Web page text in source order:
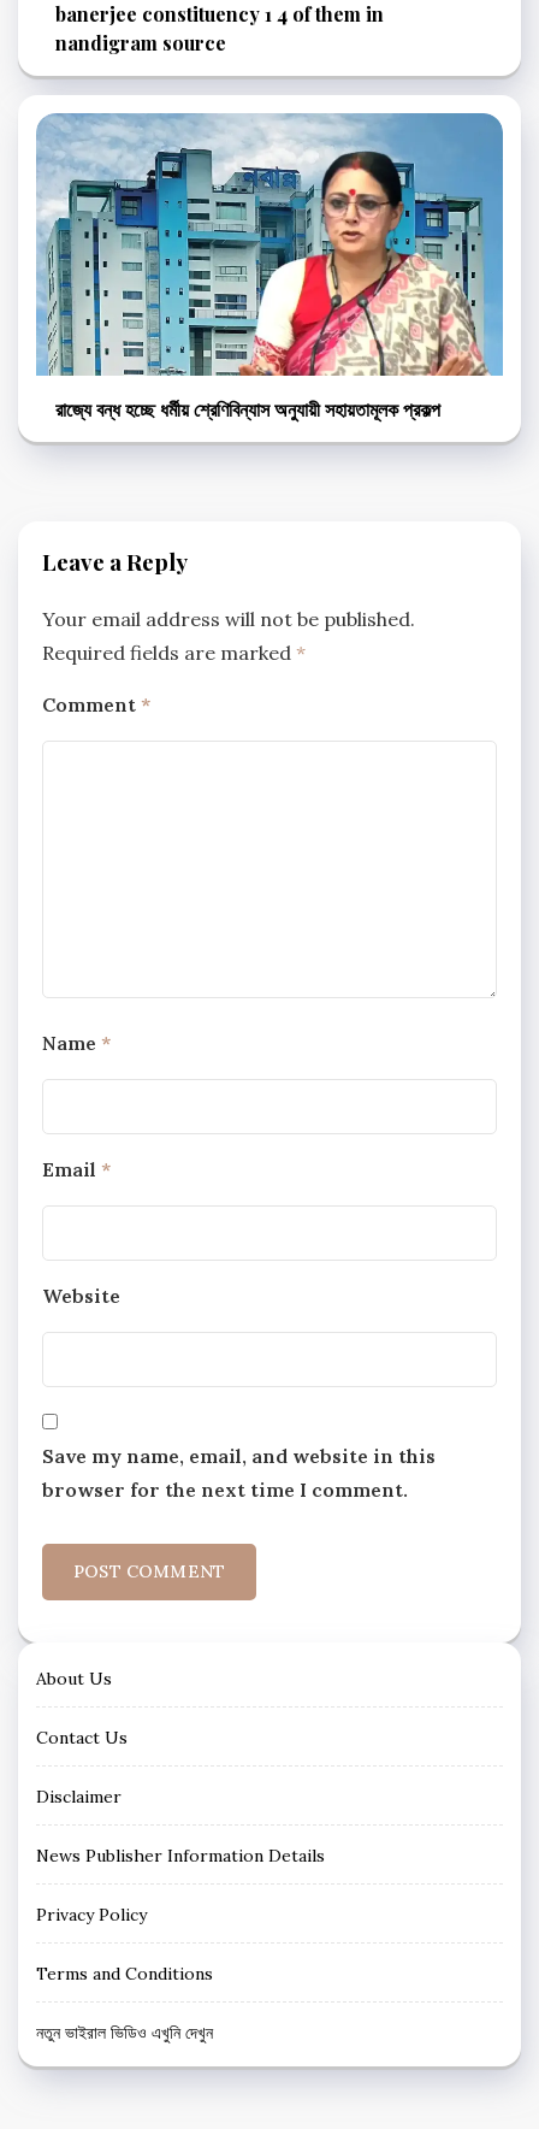
banerjee constituency 1 4 of them in
nandigram source
রাজ্যে বন্ধ হচ্ছে ধর্মীয় শ্রেণিবিন্যাস অনুযায়ী সহায়তামূলক প্রকল্প
Leave a Reply
Your email address will not be published.
Required fields are marked *
Comment *
Name *
Email *
Website
Save my name, email, and website in this
browser for the next time I comment.
About Us
Contact Us
Disclaimer
News Publisher Information Details
Privacy Policy
Terms and Conditions
নতুন ভাইরাল ভিডিও এখুনি দেখুন